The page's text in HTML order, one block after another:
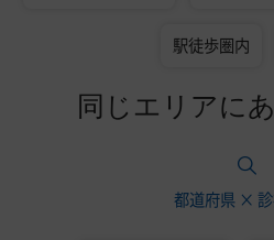
駅徒歩圏内
同じエリアに
都道府県 ×